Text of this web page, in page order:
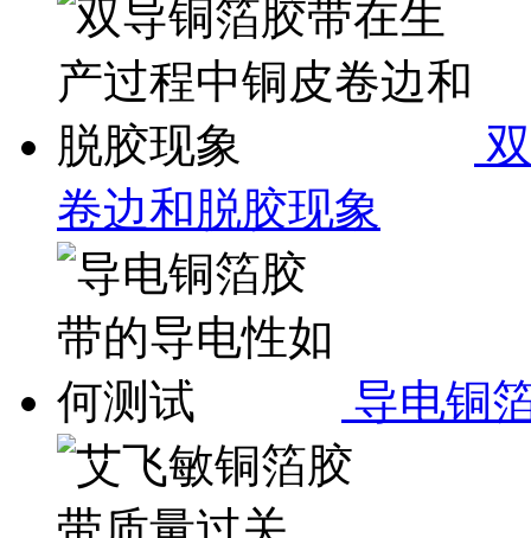
卷边和脱胶现象
导电铜